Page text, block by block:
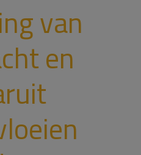
van
en